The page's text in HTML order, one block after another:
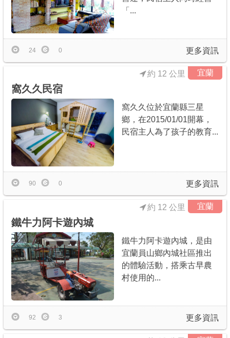
「...
更多資訊
24 0
宜蘭
窩久久民宿
約 12 公里
窩久久位於宜蘭縣三星
鄉，在2015/01/01開幕，
民宿主人為了孩子的教育...
更多資訊
90 0
宜蘭
鐵牛力阿卡遊內城
約 12 公里
鐵牛力阿卡遊內城，是由
宜蘭員山鄉內城社區推出
的體驗活動，搭乘古早農
村使用的...
更多資訊
92 3